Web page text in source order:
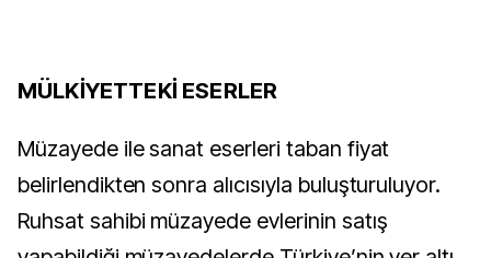
MÜLKİYETTEKİ ESERLER
Müzayede ile sanat eserleri taban fiyat
belirlendikten sonra alıcısıyla buluşturuluyor.
Ruhsat sahibi müzayede evlerinin satış